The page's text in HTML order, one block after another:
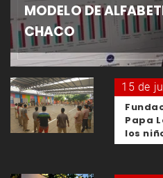
MODELO DE
CHACO
15 de
Papa
los